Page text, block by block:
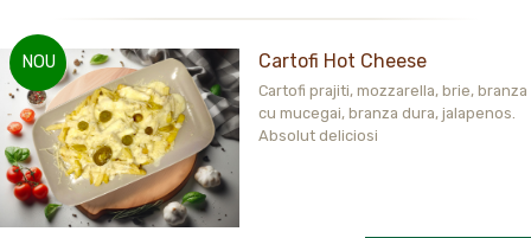
NOU Cartofi Hot Cheese
Cartofi prajiti, mozzarella, brie, branza
cu mucegai, branza dura, jalapenos.
Absolut deliciosi